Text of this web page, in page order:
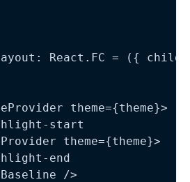
React.FC = ({
theme={theme}>
start
theme={theme}>
end
/>